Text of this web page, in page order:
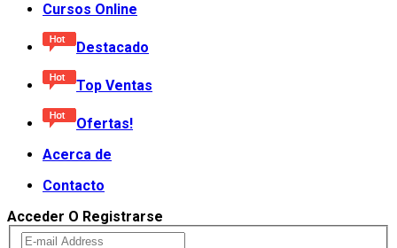
Cursos Online
Destacado
Top Ventas
Ofertas!
Acerca de
Contacto
Acceder O Registrarse